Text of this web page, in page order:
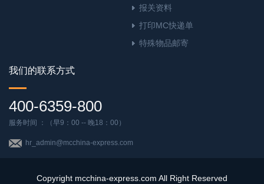
报关资料
打印MC快递单
特殊物品邮寄
我们的联系方式
400-6359-800
服务时间 ：（早9：00 -- 晚18：00）
hr_admin@mcchina-express.com
Copyright mcchina-express.com All Right Reserved